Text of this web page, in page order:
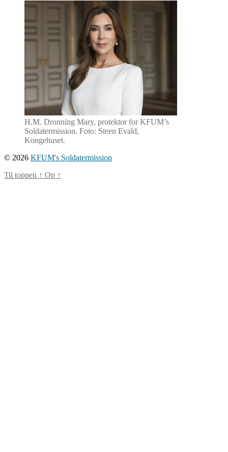
H.M. Dronning Mary, protektor for KFUM’s
Soldatermission. Foto: Steen Evald,
Kongehuset.
© 2026 KFUM's Soldatermission
Til toppen ↑ Op ↑